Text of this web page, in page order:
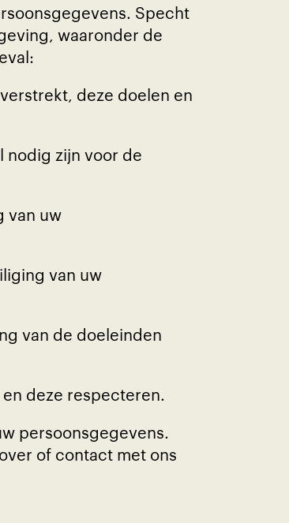
Specht
waaronder de
deze doelen en
nodig zijn voor de
van uw
van uw
van de doeleinden
deze respecteren.
persoonsgegevens.
of contact met ons